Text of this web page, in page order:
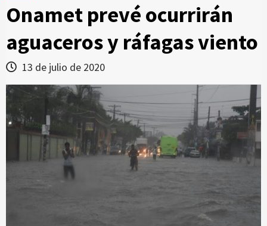
Onamet prevé ocurrirán
aguaceros y ráfagas viento
13 de julio de 2020